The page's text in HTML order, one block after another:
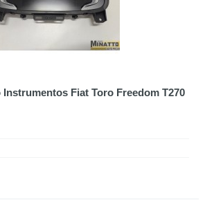
Fiat Toro Freedom T270